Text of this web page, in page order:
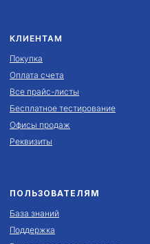
КЛИЕНТАМ
Покупка
Оплата счета
Все прайс-листы
Бесплатное тестирование
Офисы продаж
Реквизиты
ПОЛЬЗОВАТЕЛЯМ
База знаний
Поддержка